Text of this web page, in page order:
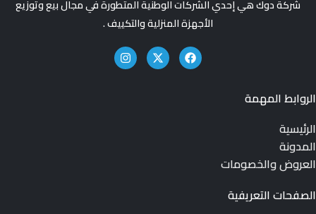
شركة دوك هي إحدي الشركات الوطنية المتطورة في مجال بيع وتوزيع
الأجهزة المنزلية والتكييف .
الروابط المهمة
الرئيسية
المدونة
العروض والخصومات
الصفحات التعريفية